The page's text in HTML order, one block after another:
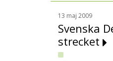
13 maj 2009
Svenska
strecket